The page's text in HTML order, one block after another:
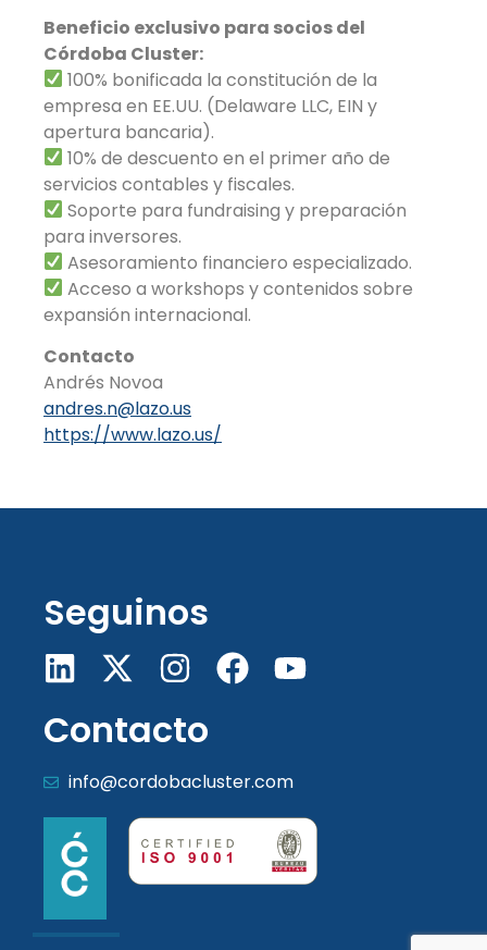
Beneficio exclusivo para socios del
Córdoba Cluster:
100% bonificada la constitución de la
empresa en EE.UU. (Delaware LLC, EIN y
apertura bancaria).
10% de descuento en el primer año de
servicios contables y fiscales.
Soporte para fundraising y preparación
para inversores.
Asesoramiento financiero especializado.
Acceso a workshops y contenidos sobre
expansión internacional.
Contacto
Andrés Novoa
andres.n@lazo.us
https://www.lazo.us/
Seguinos
Contacto
info@cordobacluster.com